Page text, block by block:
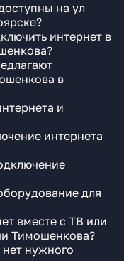
на ул
интернет в
в
и
интернета
для
вместе с ТВ или
Тимошенкова?
нужного